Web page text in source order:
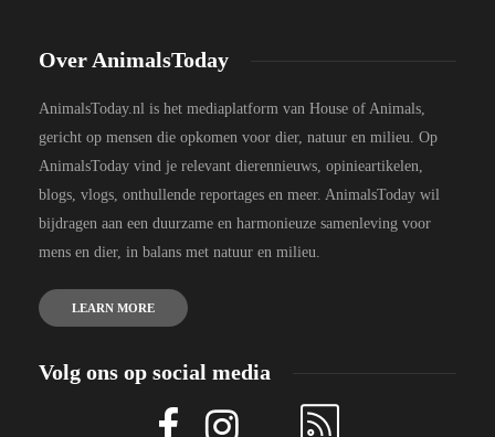
Over AnimalsToday
AnimalsToday.nl is het mediaplatform van House of Animals,
gericht op mensen die opkomen voor dier, natuur en milieu. Op
AnimalsToday vind je relevant dierennieuws, opinieartikelen,
blogs, vlogs, onthullende reportages en meer. AnimalsToday wil
bijdragen aan een duurzame en harmonieuze samenleving voor
mens en dier, in balans met natuur en milieu.
LEARN MORE
Volg ons op social media